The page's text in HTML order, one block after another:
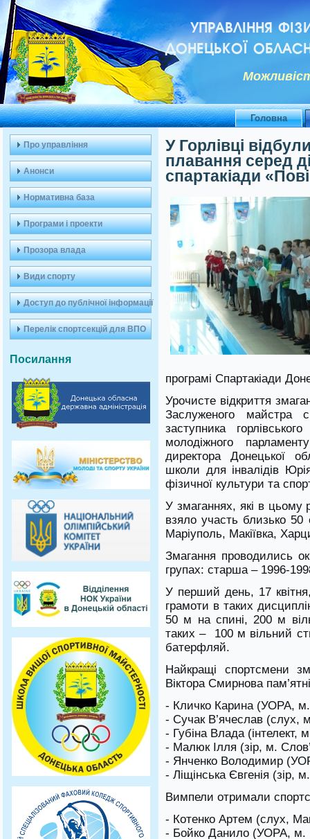
УПРАВЛІННЯ
ДОНЕЦЬКОЇ
Головна
Про управління
Анонси
Нормативна база
Програми і проекти
Прозора влада
Види спорту
Доступ до публічної інформації
Перелік спортсекцій для ВПО
Посилання
У Горлівці
плавання серед
спартакіади
програмі Спартакіади
Урочисте відкриття
Заслуженого майстра
заступника
молодіжного
директора Донецької
школи для інвалідів
фізичної культури та
У змаганнях, які в цьому
взяло участь близько 50
Маріуполь, Макіївка,
Змагання проводились
групах: старша – 1996-
У перший день, 17
грамоти в таких
50 м на спині, 200 м
таких – 100 м вільний
батерфляй.
Найкращі спортсмени
Віктора Смирнова
- Кличко Карина (УОРА,
- Сучак В’ячеслав (слух,
- Губіна Влада (інтелект,
- Малюк Ілля (зір, м.
- Янченко Володимир
- Ліщінська Євгенія (зір,
Вимпели отримали
- Котенко Артем (слух,
- Бойко Данило (УОРА, м.